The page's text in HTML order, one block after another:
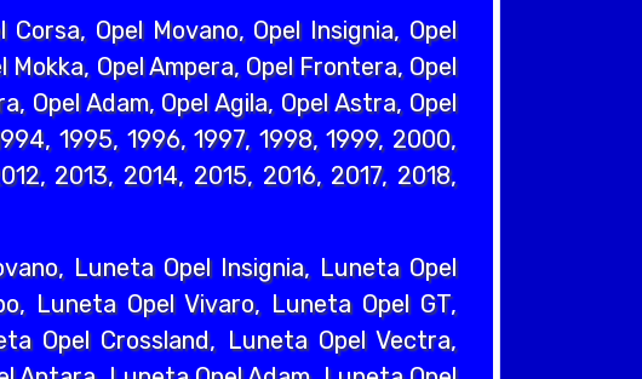
Opel Movano, Opel Insignia, Opel
Mokka, Opel Ampera, Opel Frontera, Opel
Opel Adam, Opel Agila, Opel Astra, Opel
1995, 1996, 1997, 1998, 1999, 2000,
2013, 2014, 2015, 2016, 2017, 2018,
Luneta Opel Insignia, Luneta Opel
Luneta Opel Vivaro, Luneta Opel GT,
Opel Crossland, Luneta Opel Vectra,